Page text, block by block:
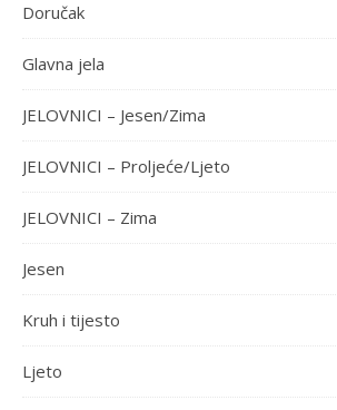
Doručak
Glavna jela
JELOVNICI – Jesen/Zima
JELOVNICI – Proljeće/Ljeto
JELOVNICI – Zima
Jesen
Kruh i tijesto
Ljeto